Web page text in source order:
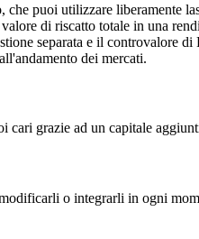
puoi utilizzare liberamente
di riscatto totale in una
separata e il
dei mercati.
grazie ad un capitale
o integrarli in ogni